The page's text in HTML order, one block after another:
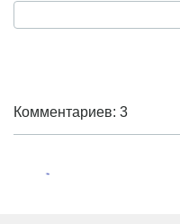
Комментариев: 3